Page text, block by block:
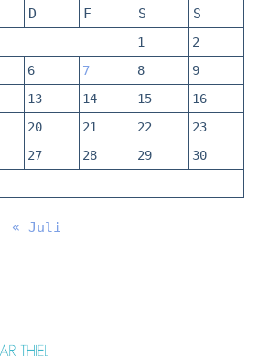
D F S S
1
2
6 7 8
9
13 14 15
16
20 21 22
23
27 28 29
30
« Juli